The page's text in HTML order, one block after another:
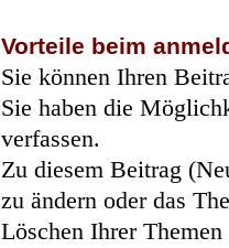
Vorteile beim
Sie können Ihren
Sie haben die
verfassen.
Zu diesem Beitrag
zu ändern oder das
Löschen Ihrer